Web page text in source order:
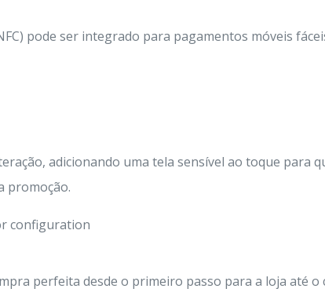
pode ser integrado para pagamentos móveis
adicionando uma tela sensível ao toque para
promoção.
perfeita desde o primeiro passo para a loja até